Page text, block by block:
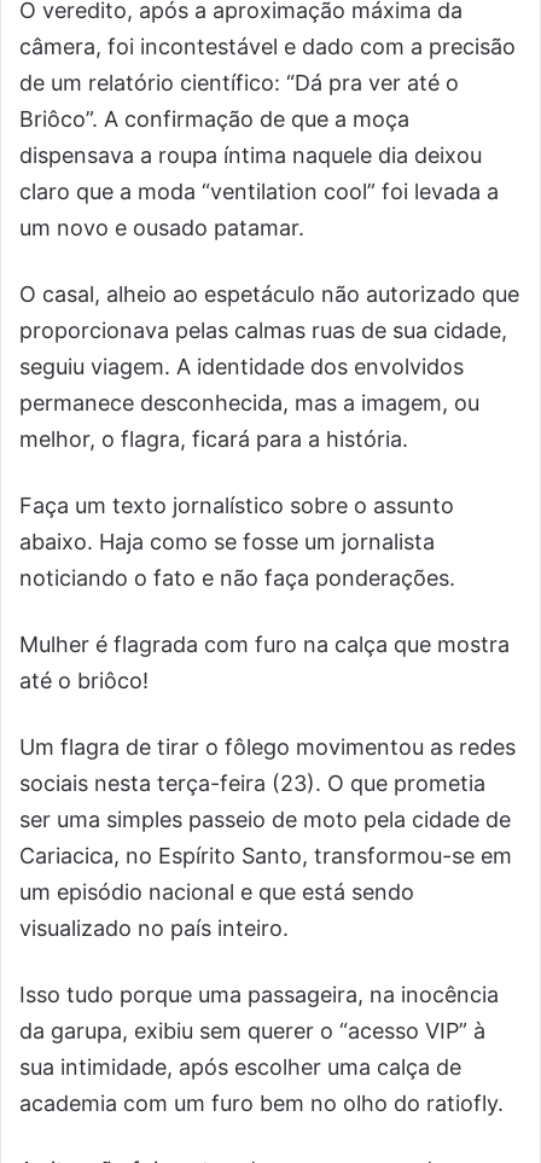
O veredito, após a aproximação máxima da
câmera, foi incontestável e dado com a precisão
de um relatório científico: “Dá pra ver até o
Briôco”. A confirmação de que a moça
dispensava a roupa íntima naquele dia deixou
claro que a moda “ventilation cool” foi levada a
um novo e ousado patamar.
O casal, alheio ao espetáculo não autorizado que
proporcionava pelas calmas ruas de sua cidade,
seguiu viagem. A identidade dos envolvidos
permanece desconhecida, mas a imagem, ou
melhor, o flagra, ficará para a história.
Faça um texto jornalístico sobre o assunto
abaixo. Haja como se fosse um jornalista
noticiando o fato e não faça ponderações.
Mulher é flagrada com furo na calça que mostra
até o briôco!
Um flagra de tirar o fôlego movimentou as redes
sociais nesta terça-feira (23). O que prometia
ser uma simples passeio de moto pela cidade de
Cariacica, no Espírito Santo, transformou-se em
um episódio nacional e que está sendo
visualizado no país inteiro.
Isso tudo porque uma passageira, na inocência
da garupa, exibiu sem querer o “acesso VIP” à
sua intimidade, após escolher uma calça de
academia com um furo bem no olho do ratiofly.